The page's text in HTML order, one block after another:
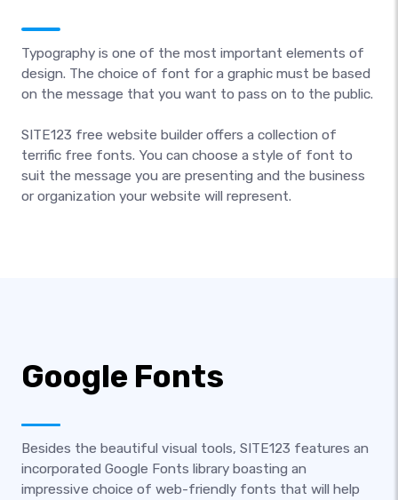
Typography is one of the most important elements of
design. The choice of font for a graphic must be based
on the message that you want to pass on to the public.
SITE123 free website builder offers a collection of
terrific free fonts. You can choose a style of font to
suit the message you are presenting and the business
or organization your website will represent.
Google Fonts
Besides the beautiful visual tools, SITE123 features an
incorporated Google Fonts library boasting an
impressive choice of web-friendly fonts that will help